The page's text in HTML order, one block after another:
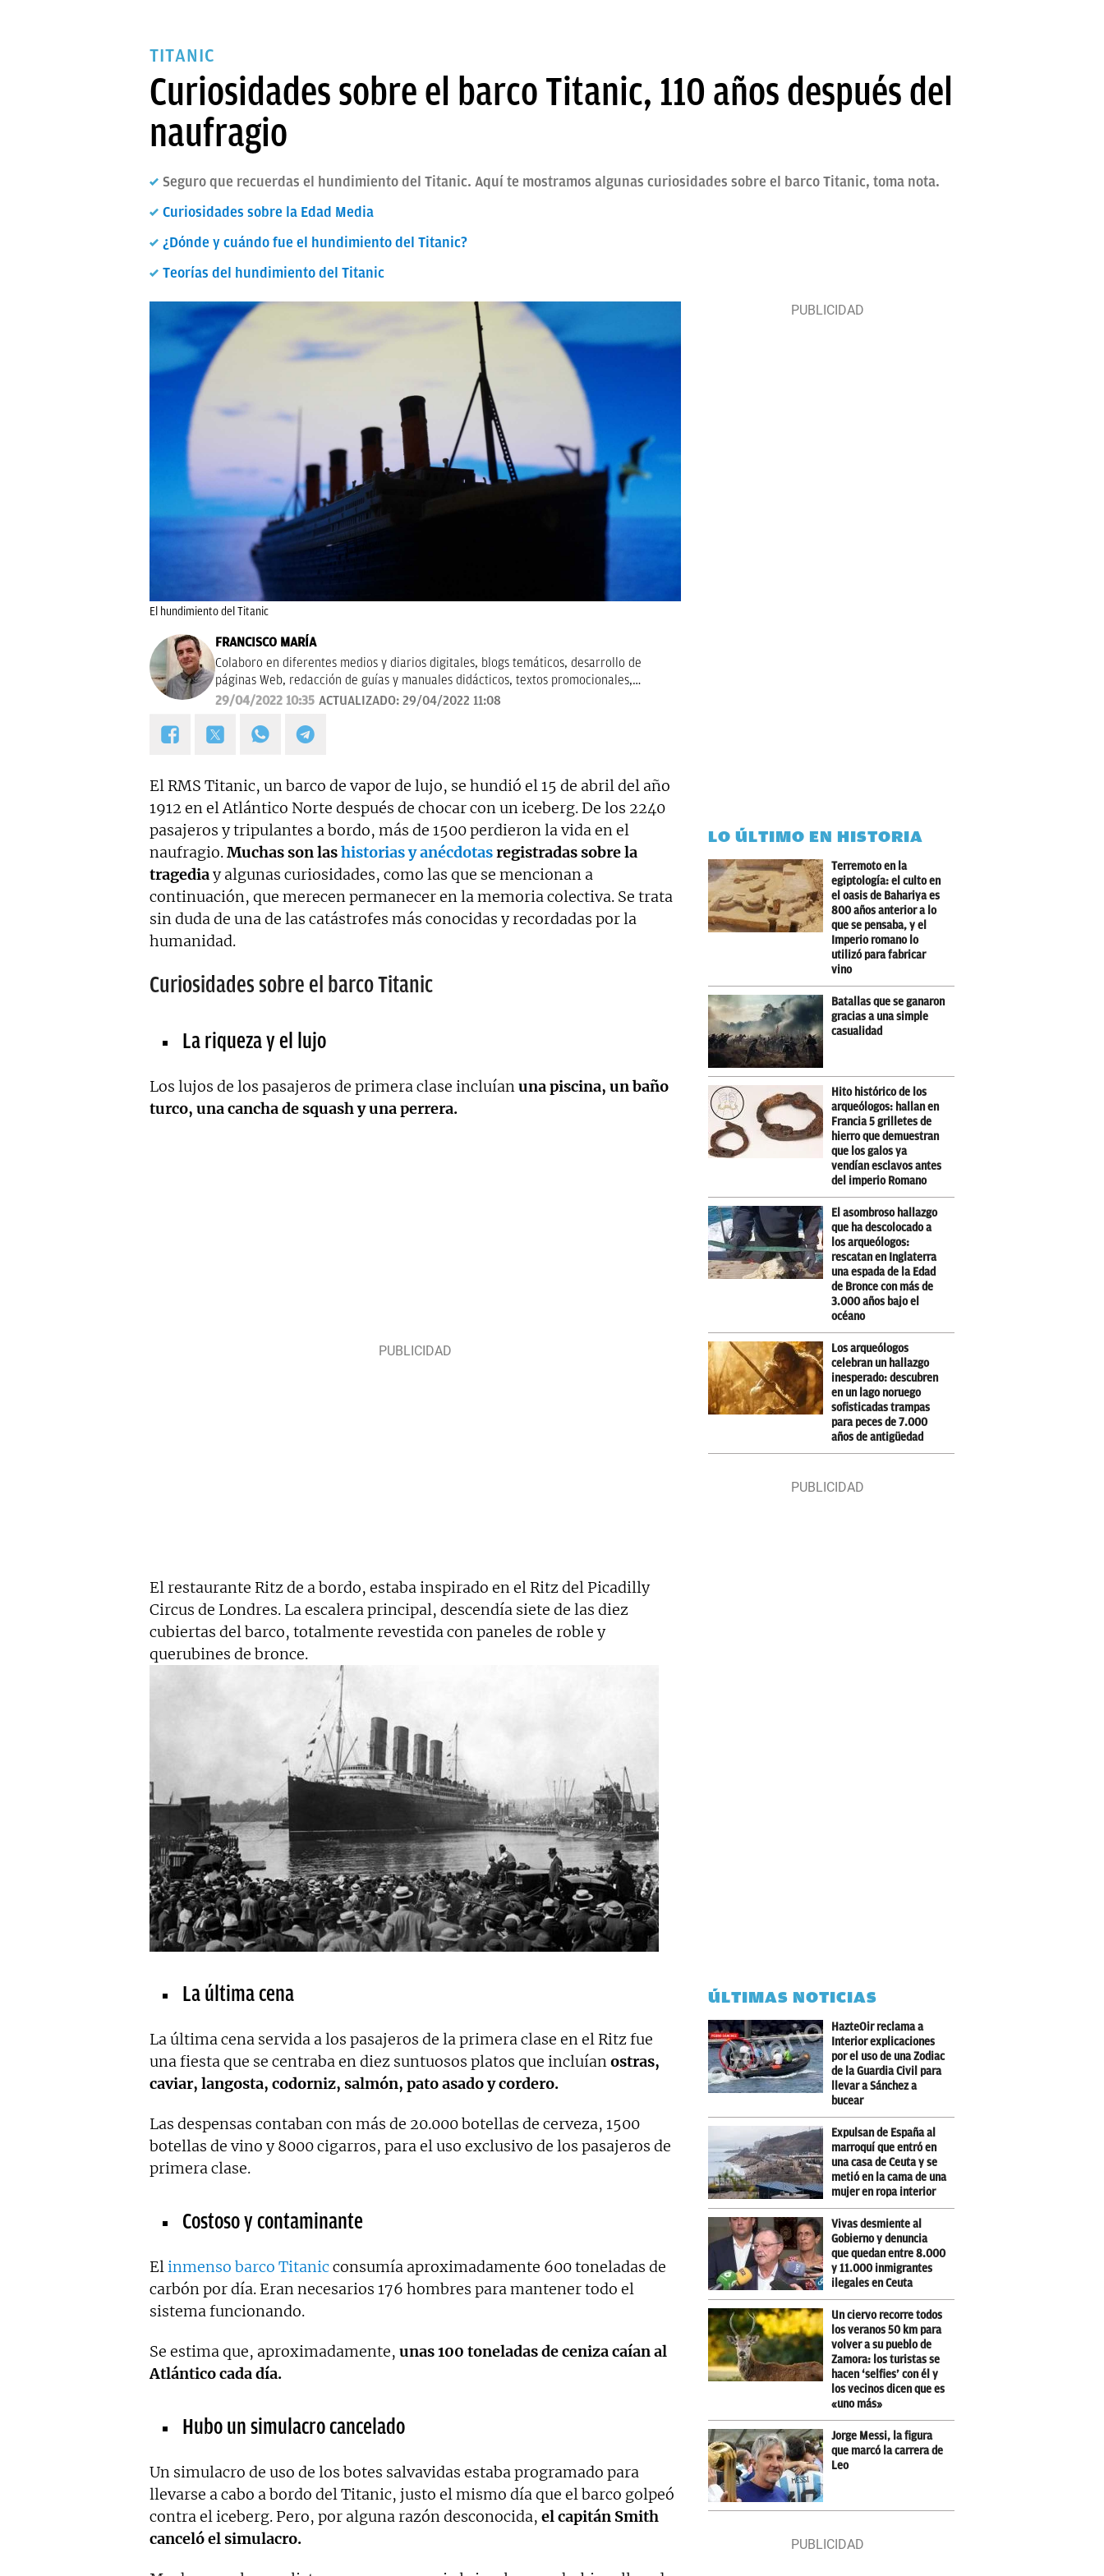
TITANIC
Curiosidades sobre el barco Titanic, 110 años después del
naufragio
Seguro que recuerdas el hundimiento del Titanic. Aquí te mostramos algunas curiosidades sobre el barco Titanic, toma nota.
Curiosidades sobre la Edad Media
¿Dónde y cuándo fue el hundimiento del Titanic?
Teorías del hundimiento del Titanic
El hundimiento del Titanic
FRANCISCO MARÍA
Colaboro en diferentes medios y diarios digitales, blogs temáticos, desarrollo de
páginas Web, redacción de guías y manuales didácticos, textos promocionales,
campañas publicitarias y de marketing, artículos de opinión, relatos y guiones, y
calidad, bien documentado y revisado, así como a la curación y depuración de textos.
29/04/2022 10:35 ACTUALIZADO: 29/04/2022 11:08
El RMS Titanic, un barco de vapor de lujo, se hundió el 15 de abril del año
1912 en el Atlántico Norte después de chocar con un iceberg. De los 2240
pasajeros y tripulantes a bordo, más de 1500 perdieron la vida en el
naufragio.Muchas son lashistorias y anécdotasregistradas sobre la
tragediay algunas curiosidades, como las que se mencionan a
continuación, que merecen permanecer en la memoria colectiva. Se trata
sin duda de una de las catástrofes más conocidas y recordadas por la
humanidad.
Curiosidades sobre el barco Titanic
La riqueza y el lujo
Los lujos de los pasajeros de primera clase incluíanuna piscina, un baño
turco, una cancha de squash y una perrera.
El restaurante Ritz de a bordo, estaba inspirado en el Ritz del Picadilly
Circus de Londres. La escalera principal, descendía siete de las diez
cubiertas del barco, totalmente revestida con paneles de roble y
querubines de bronce.
La última cena
La última cena servida a los pasajeros de la primera clase en el Ritz fue
una fiesta que se centraba en diez suntuosos platos que incluíanostras,
caviar, langosta, codorniz, salmón, pato asado y cordero.
Las despensas contaban con más de 20.000 botellas de cerveza, 1500
botellas de vino y 8000 cigarros, para el uso exclusivo de los pasajeros de
primera clase.
Costoso y contaminante
Elinmenso barco Titanicconsumía aproximadamente 600 toneladas de
carbón por día. Eran necesarios 176 hombres para mantener todo el
sistema funcionando.
Se estima que, aproximadamente, unas 100 toneladas de ceniza caían al
Atlántico cada día.
Hubo un simulacro cancelado
Un simulacro de uso de los botes salvavidas estaba programado para
llevarse a cabo a bordo del Titanic, justo el mismo día que el barco golpeó
contra el iceberg. Pero, por alguna razón desconocida, el capitán Smith
canceló el simulacro.
LO ÚLTIMO EN HISTORIA
Terremoto en la
egiptología: el culto en
el oasis de Bahariya es
800 años anterior a lo
que se pensaba, y el
Imperio romano lo
utilizó para fabricar
vino
Batallas que se ganaron
gracias a una simple
casualidad
Hito histórico de los
arqueólogos: hallan en
Francia 5 grilletes de
hierro que demuestran
que los galos ya
vendían esclavos antes
del imperio Romano
El asombroso hallazgo
que ha descolocado a
los arqueólogos:
rescatan en Inglaterra
una espada de la Edad
de Bronce con más de
3.000 años bajo el
océano
Los arqueólogos
celebran un hallazgo
inesperado: descubren
en un lago noruego
sofisticadas trampas
para peces de 7.000
años de antigüedad
ÚLTIMAS NOTICIAS
HazteOir reclama a
Interior explicaciones
por el uso de una Zodiac
de la Guardia Civil para
llevar a Sánchez a
bucear
Expulsan de España al
marroquí que entró en
una casa de Ceuta y se
metió en la cama de una
mujer en ropa interior
Vivas desmiente al
Gobierno y denuncia
que quedan entre 8.000
y 11.000 inmigrantes
ilegales en Ceuta
Un ciervo recorre todos
los veranos 50 km para
volver a su pueblo de
Zamora: los turistas se
hacen ‘selfies’ con él y
los vecinos dicen que es
«uno más»
Jorge Messi, la figura
que marcó la carrera de
Leo